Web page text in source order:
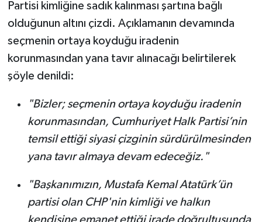
Partisi kimliğine sadık kalınması şartına bağlı
olduğunun altını çizdi. Açıklamanın devamında
seçmenin ortaya koyduğu iradenin
korunmasından yana tavır alınacağı belirtilerek
şöyle denildi:
"Bizler; seçmenin ortaya koyduğu iradenin
korunmasından, Cumhuriyet Halk Partisi’nin
temsil ettiği siyasi çizginin sürdürülmesinden
yana tavır almaya devam edeceğiz."
"Başkanımızın, Mustafa Kemal Atatürk’ün
partisi olan CHP'nin kimliği ve halkın